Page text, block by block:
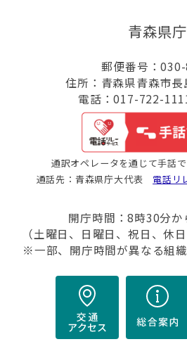
青森県庁
郵便番号：
住所：青森県青森市
電話：017-722-
通訳オペレータを通じて手話で
通話先：青森県庁大代表 電話リ
開庁時間：8時30分
（土曜日、日曜日、祝日、休
※一部、開庁時間が異なる組織